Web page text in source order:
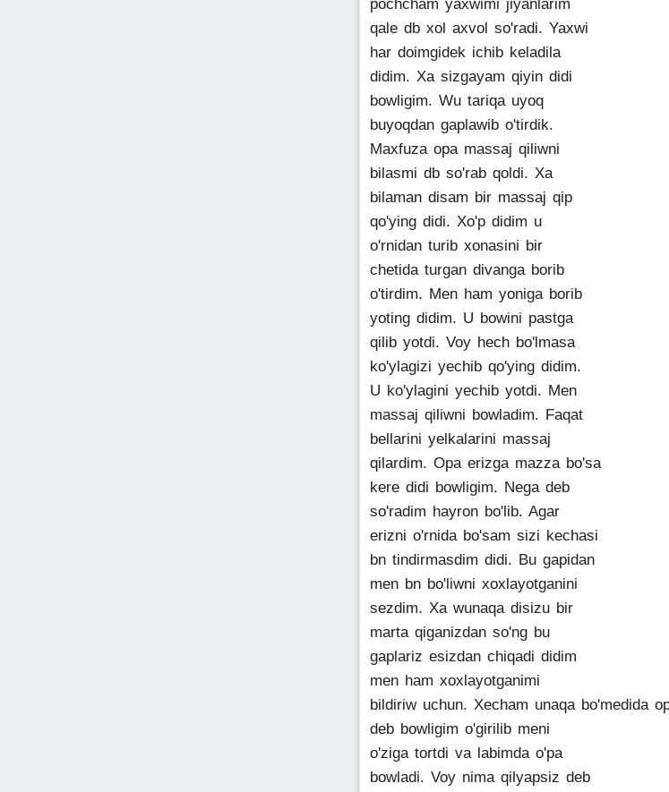
pochcham yaxwimi jiyanlarim
qale db xol axvol so'radi. Yaxwi
har doimgidek ichib keladila
didim. Xa sizgayam qiyin didi
bowligim. Wu tariqa uyoq
buyoqdan gaplawib o'tirdik.
Maxfuza opa massaj qiliwni
bilasmi db so'rab qoldi. Xa
bilaman disam bir massaj qip
qo'ying didi. Xo'p didim u
o'rnidan turib xonasini bir
chetida turgan divanga borib
o'tirdim. Men ham yoniga borib
yoting didim. U bowini pastga
qilib yotdi. Voy hech bo'lmasa
ko'ylagizi yechib qo'ying didim.
U ko'ylagini yechib yotdi. Men
massaj qiliwni bowladim. Faqat
bellarini yelkalarini massaj
qilardim. Opa erizga mazza bo'sa
kere didi bowligim. Nega deb
so'radim hayron bo'lib. Agar
erizni o'rnida bo'sam sizi kechasi
bn tindirmasdim didi. Bu gapidan
men bn bo'liwni xoxlayotganini
sezdim. Xa wunaqa disizu bir
marta qiganizdan so'ng bu
gaplariz esizdan chiqadi didim
men ham xoxlayotganimi
bildiriw uchun. Xecham unaqa bo'medida
deb bowligim o'girilib meni
o'ziga tortdi va labimda o'pa
bowladi. Voy nima qilyapsiz deb